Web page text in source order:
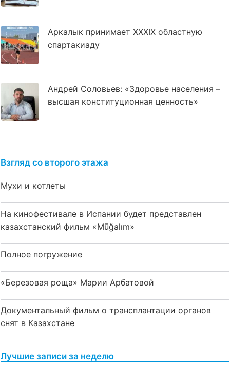
Аркалык принимает XXXIX областную
спартакиаду
Андрей Соловьев: «Здоровье населения –
высшая конституционная ценность»
Взгляд со второго этажа
Мухи и котлеты
На кинофестивале в Испании будет представлен
казахстанский фильм «Mūğalım»
Полное погружение
«Березовая роща» Марии Арбатовой
Документальный фильм о трансплантации органов
снят в Казахстане
Лучшие записи за неделю